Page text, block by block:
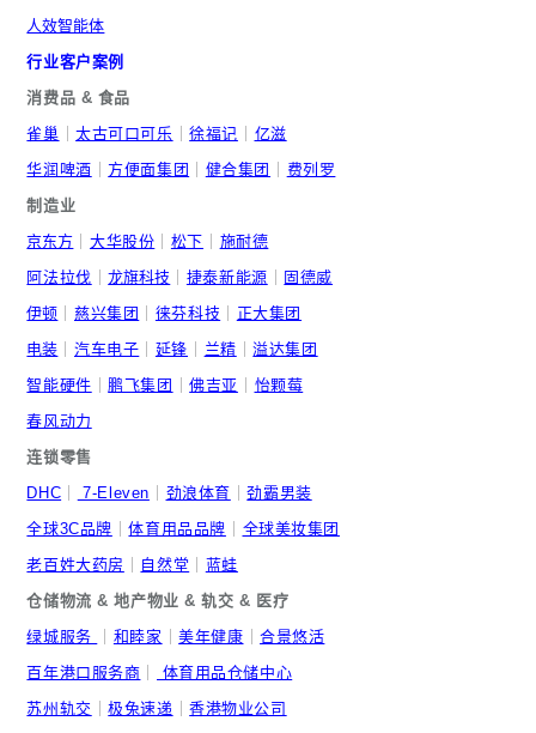
人效智能体
行业客户案例
消费品 & 食品
雀巢 ｜太古可口可乐 ｜徐福记
亿滋
华润啤酒 ｜方便面集团 健合集团
费列罗
制造业
京东方
大华股份 松下
施耐德
阿法拉伐
｜龙旗科技 捷泰新能源
固德威
伊顿
慈兴集团 徕芬科技
正大集团
电装
汽车电子 延锋 兰精 ｜溢达集团
智能硬件
鹏飞集团 ｜佛吉亚
怡颗莓
春风动力
连锁零售
DHC
7-Eleven 劲浪体育 ｜劲霸男装
全球3C品牌 ｜体育用品品牌
全球美妆集团
老百姓大药房
自然堂
蓝蛙
仓储物流 & 地产物业 & 轨交 & 医疗
绿城服务
和睦家 ｜美年健康 ｜合景悠活
百年港口服务商
体育用品仓储中心
苏州轨交
｜极兔速递 ｜香港物业公司